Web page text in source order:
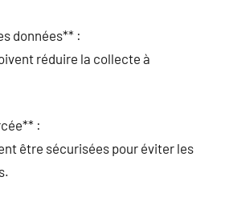
données** :
réduire la collecte à
:
être sécurisées pour éviter les